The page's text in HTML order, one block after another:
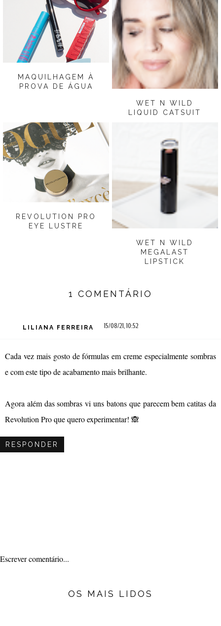
MAQUILHAGEM À
PROVA DE ÁGUA
WET N WILD
LIQUID CATSUIT
REVOLUTION PRO
EYE LUSTRE
WET N WILD
MEGALAST
LIPSTICK
1 COMENTÁRIO
LILIANA FERREIRA 15/08/21, 10:52
Cada vez mais gosto de fórmulas em creme especialmente sombras
e com este tipo de acabamento mais brilhante.
Agora além das sombras vi uns batons que parecem bem catitas da
Revolution Pro que quero experimentar! 🙈
RESPONDER
Escrever comentário...
OS MAIS LIDOS